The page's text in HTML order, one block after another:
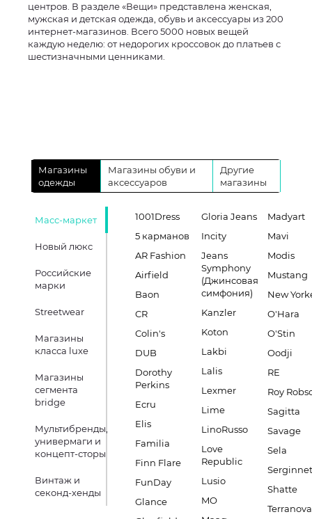
центров. В разделе «Вещи» представлена женская,
мужская и детская одежда, обувь и аксессуары из 200
интернет-магазинов. Всего 5000 новых вещей
каждую неделю: от недорогих кроссовок до платьев с
шестизначными ценниками.
Магазины
одежды
Магазины обуви и
аксессуаров
Другие
магазины
Масс-маркет
Новый люкс
Российские
марки
Streetwear
Магазины
класса luxe
Магазины
сегмента
bridge
Мультибренды,
универмаги и
концепт-сторы
Винтаж и
секонд-хенды
1001Dress
5 карманов
AR Fashion
Airfield
Baon
CR
Colin's
DUB
Dorothy
Perkins
Ecru
Elis
Familia
Finn Flare
FunDay
Glance
Gloria Jeans
Incity
Jeans
Symphony
(Джинсовая
симфония)
Kanzler
Koton
Lakbi
Lalis
Lexmer
Lime
LinoRusso
Love
Republic
Lusio
MO
Madyart
Mavi
Modis
Mustang
New
O'Hara
O'Stin
Oodji
RE
Roy
Sagitta
Savage
Sela
Shatte
Terranova